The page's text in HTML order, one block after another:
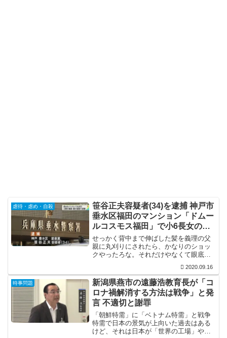
虐待・虐め・自殺
笹谷正夫容疑者(34)を逮捕 神戸市
垂水区福田のマンション「ドムー
ルコスモス福田」で小6長女の頭
をバリカンで丸刈り
せっかく背中まで伸ばした髪を義理の父
親に丸刈りにされたら、かなりのショッ
クやったろな。それだけやなくて眼底骨
こういう男と再婚するんか、ほんま理解
に苦しむ。
2020.09.16
時事問題
新潟県燕市の遠藤浩教育長が「コ
ロナ禍解消する方法は戦争」と発
言 不適切と謝罪
「朝鮮特需」に「ベトナム特需」と戦争
特需で日本の景気が上向いた過去はある
けど、それは日本が「世界の工場」やっ